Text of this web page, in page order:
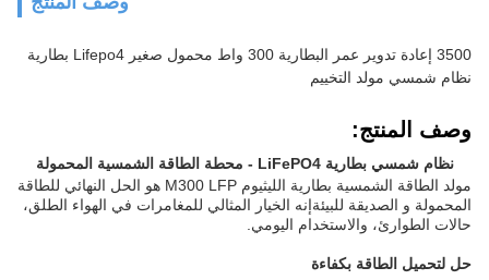
3500 إعادة تدوير عمر البطارية 300 واط محمول صغير Lifepo4 بطارية
نظام شمسي مولد التخييم
وصف المنتج:
نظام شمسي بطارية LiFePO4 - محطة الطاقة الشمسية المحمولة
مولد الطاقة الشمسية بطارية الليثيوم M300 LFP هو الحل النهائي للطاقة
المحمولة و الصديقة للبيئةإنه الخيار المثالي للمغامرات في الهواء الطلق،
حالات الطوارئ، والاستخدام اليومي.
حل لتحميل الطاقة بكفاءة